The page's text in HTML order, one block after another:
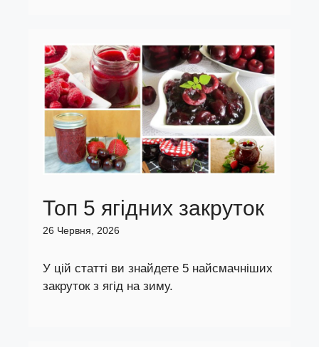
Топ 5 ягідних закруток
26 Червня, 2026
У цій статті ви знайдете 5 найсмачніших
закруток з ягід на зиму.